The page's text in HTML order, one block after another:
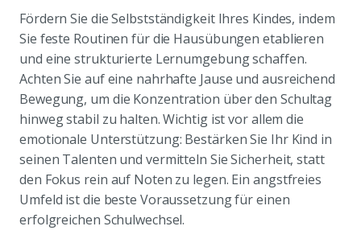
Fördern Sie die Selbstständigkeit Ihres Kindes, indem
Sie feste Routinen für die Hausübungen etablieren
und eine strukturierte Lernumgebung schaffen.
Achten Sie auf eine nahrhafte Jause und ausreichend
Bewegung, um die Konzentration über den Schultag
hinweg stabil zu halten. Wichtig ist vor allem die
emotionale Unterstützung: Bestärken Sie Ihr Kind in
seinen Talenten und vermitteln Sie Sicherheit, statt
den Fokus rein auf Noten zu legen. Ein angstfreies
Umfeld ist die beste Voraussetzung für einen
erfolgreichen Schulwechsel.